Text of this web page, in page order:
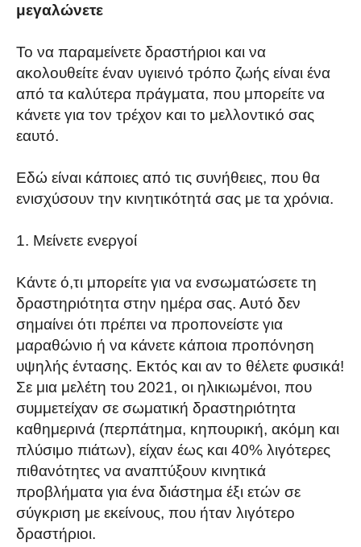
μεγαλώνετε
Το να παραμείνετε δραστήριοι και να
ακολουθείτε έναν υγιεινό τρόπο ζωής είναι ένα
από τα καλύτερα πράγματα, που μπορείτε να
κάνετε για τον τρέχον και το μελλοντικό σας
εαυτό.
Εδώ είναι κάποιες από τις συνήθειες, που θα
ενισχύσουν την κινητικότητά σας με τα χρόνια.
Μείνετε ενεργοί
Κάντε ό,τι μπορείτε για να ενσωματώσετε τη
δραστηριότητα στην ημέρα σας. Αυτό δεν
σημαίνει ότι πρέπει να προπονείστε για
μαραθώνιο ή να κάνετε κάποια προπόνηση
υψηλής έντασης. Εκτός και αν το θέλετε φυσικά!
Σε μια μελέτη ​του 2021, οι ηλικιωμένοι, που
συμμετείχαν σε σωματική δραστηριότητα
καθημερινά (περπάτημα, κηπουρική, ακόμη και
πλύσιμο πιάτων), είχαν έως και 40% λιγότερες
πιθανότητες να αναπτύξουν κινητικά
προβλήματα για ένα διάστημα έξι ετών σε
σύγκριση με εκείνους, που ήταν λιγότερο
δραστήριοι.